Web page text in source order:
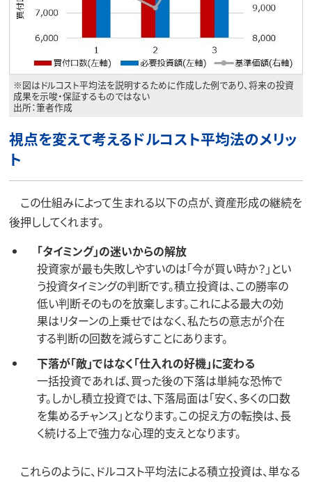
※図はドルコスト平均法を説明するために作成した例であり、将来の投資
成果を示唆・保証するものではない
出所：筆者作成
視点を変えて考えるドルコスト平均法のメリッ
ト
この仕組みによって生まれる以下の点が、資産形成の継続を
後押ししてくれます。
「タイミング」の迷いからの解放
投資家が最も失敗しやすいのは「今が買い時か？」とい
う投資タイミングの判断です。積立投資は、この勝率の
低い判断そのものを放棄します。これによる最大の効
果はリターンの上乗せではなく、私たちの意志が介在
する判断の回数を減らすことにあります。
下落が「敵」ではなく「仕入れの好機」に変わる
一括投資であれば、買った後の下落は単純な恐怖で
す。しかし積立投資では、下落局面は「安く、多くの口数
を集めるチャンス」となります。この捉え方の転換は、長
く続ける上で強力な心理的支えとなります。
これらのように、ドルコスト平均法による積立投資は、単なる